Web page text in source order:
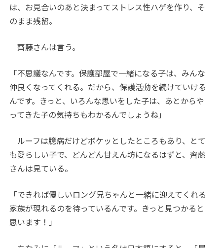
は、お見合いのあと決まってストレス性ハゲを作り、そ
のまま残留。
齊藤さんは言う。
「不思議なんです。保護部屋で一緒になる子は、みんな
仲良くなってくれる。だから、保護活動を続けていける
んです。きっと、いろんな思いをした子は、あとからや
ってきた子の気持ちもわかるんでしょうね」
ルーフは臆病だけどボケッとしたところもあり、とて
も愛らしい子で、どんどん甘えん坊になるはずと、齊藤
さんは見ている。
「できれば優しいロング兄ちゃんと一緒に迎えてくれる
家族が現れるのを待っているんです。きっと見つかると
思います！」